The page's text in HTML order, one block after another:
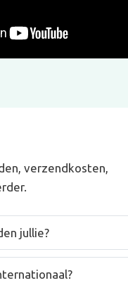
verzendkosten,
jullie?